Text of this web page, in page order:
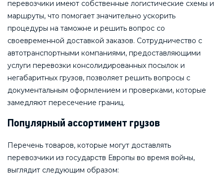
перевозчики имеют собственные логистические схемы и
маршруты, что помогает значительно ускорить
процедуры на таможне и решить вопрос со
своевременной доставкой заказов. Сотрудничество с
автотранспортными компаниями, предоставляющими
услуги перевозки консолидированных посылок и
негабаритных грузов, позволяет решить вопросы с
документальным оформлением и проверками, которые
замедляют пересечение границ.
Популярный ассортимент грузов
Перечень товаров, которые могут доставлять
перевозчики из государств Европы во время войны,
выглядит следующим образом: